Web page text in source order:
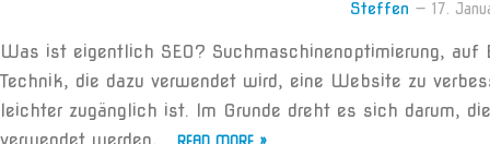
Steffen — 17.
Was ist eigentlich SEO? Suchmaschinenoptimierung,
Technik, die dazu verwendet wird, eine Website zu
leichter zugänglich ist. Im Grunde dreht es sich darum,